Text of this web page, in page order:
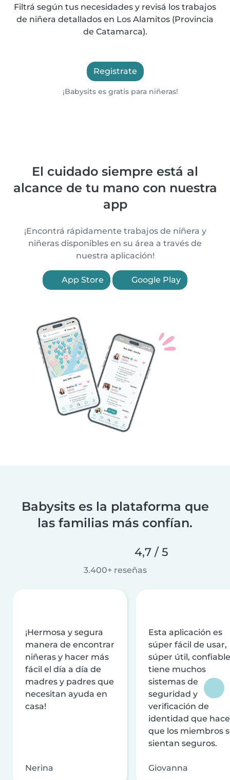
Filtrá según tus necesidades y revisá los trabajos
de niñera detallados en Los Alamitos (Provincia
de Catamarca).
Registrate
¡Babysits es gratis para niñeras!
El cuidado siempre está al
alcance de tu mano con nuestra
app
¡Encontrá rápidamente trabajos de niñera y
niñeras disponibles en su área a través de
nuestra aplicación!
App Store Google Play
Babysits es la plataforma que
las familias más confían.
4,7 / 5
3.400+ reseñas
¡Hermosa y segura
manera de encontrar
niñeras y hacer más
fácil el día a día de
madres y padres que
necesitan ayuda en
casa!
Nerina
Esta aplicación es
súper fácil de usar,
súper útil,
tiene muchos
sistemas de
seguridad y
verificación de
identidad que
que los miembros
sientan seguros.
Giovanna